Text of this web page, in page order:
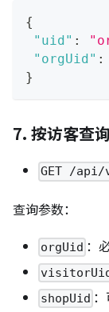
{
"uid" :
"orgUid" :
}
7. 按访客查
GET /
查询参数：
orgUid ：
shopUid